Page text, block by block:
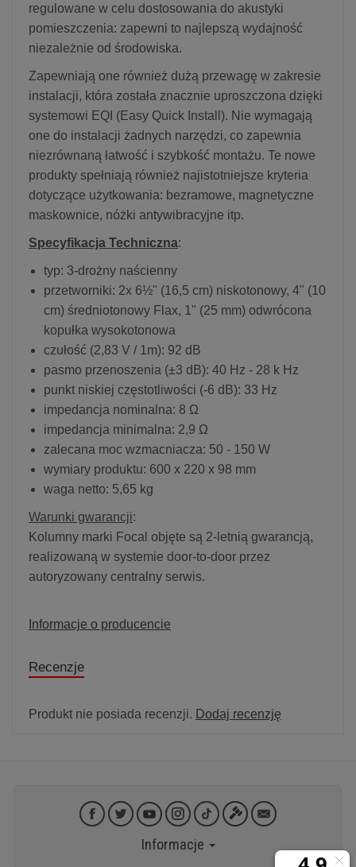
regulowane w celu dostosowania do akustyki
pomieszczenia: zapewni to najlepszą wydajność
niezależnie od środowiska.
Zapewniają one również dużą przewagę w zakresie
instalacji, która została znacznie uproszczona dzięki
systemowi EQI (Easy Quick Install). Nie wymagają
one do instalacji żadnych narzędzi, co zapewnia
niezrównaną łatwość i szybkość montażu. Te nowe
produkty spełniają również najistotniejsze kryteria
dotyczące użytkowania: bezramowe, magnetyczne
maskownice, nóżki antywibracyjne itp.
Specyfikacja Techniczna:
typ: 3-drożny naścienny
przetworniki: 2x 6½" (16,5 cm) niskotonowy, 4" (10
cm) średniotonowy Flax, 1" (25 mm) odwrócona
kopułka wysokotonowa
czułość (2,83 V / 1m): 92 dB
pasmo przenoszenia (±3 dB): 40 Hz - 28 k Hz
punkt niskiej częstotliwości (-6 dB): 33 Hz
impedancja nominalna: 8 Ω
impedancja minimalna: 2,9 Ω
zalecana moc wzmacniacza: 50 - 150 W
wymiary produktu: 600 x 220 x 98 mm
waga netto: 5,65 kg
Warunki gwarancji:
Kolumny marki Focal objęte są 2-letnią gwarancją,
realizowaną w systemie door-to-door przez
autoryzowany centralny serwis.
Informacje o producencie
Recenzje
Produkt nie posiada recenzji. Dodaj recenzję
Informacje